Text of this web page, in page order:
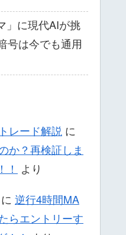
」に現代AIが挑
号は今でも通用
レード解説 に
か？再検証しま
！ より
に 逆行4時間MA
らエントリーす